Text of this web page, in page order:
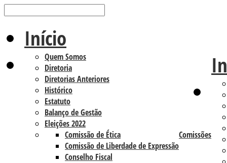
Início
Quem Somos
Diretoria
Diretorias Anteriores
Histórico
Estatuto
Balanço de Gestão
Eleições 2022
Comissões
Comissão de Ética
Comissão de Liberdade de Expressão
Conselho Fiscal